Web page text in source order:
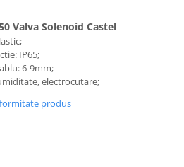
Valva Solenoid Castel
IP65;
6-9mm;
electrocutare;
produs